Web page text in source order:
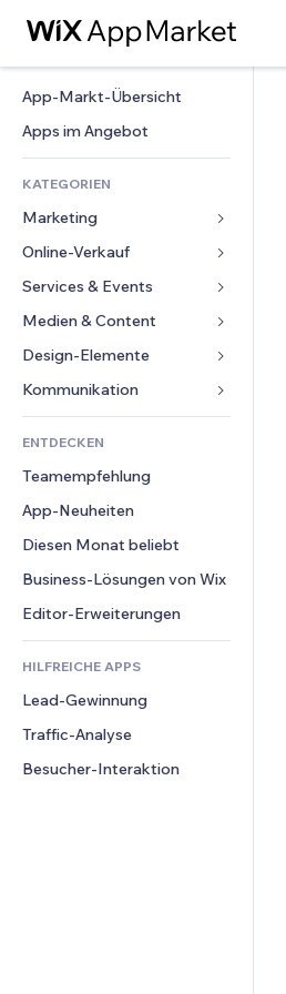
App-Markt-Übersicht
Apps im Angebot
KATEGORIEN
Marketing
Anzeigen
Mobil
Statistiken
Website-Einträge
E-Mail
Online-Verkauf
Apps für Shops
Versand & Lieferung
Verkaufen-Buttons
Buchhaltung
Gutscheine & Treuebonus
Lagerlösungen
Speisen & Getränke
Services & Events
Hotels
Events
Restaurants
Immobilien
Buchungen
Medien & Content
Galerie
Musik
Podcasts
Fotografie
Video
PDF
Dateifreigabe
News
Design-Elemente
Karten & Navigation
Datenschutz & Sicherheit
Uhr
Seiten-Vorlagen
Bildeffekte
Buttons & Menüs
Banner & Abzeichen
Taschenrechner
Suche
Wetter
Diagramme & Tabellen
Formulare
Umfragen
Chat
Kommentare
Telefon
Community
Bewertungen und Feedback
CRM
ENTDECKEN
Teamempfehlung
App-Neuheiten
Diesen Monat beliebt
Business-Lösungen von Wix
Editor-Erweiterungen
HILFREICHE APPS
Lead-Gewinnung
Traffic-Analyse
Besucher-Interaktion